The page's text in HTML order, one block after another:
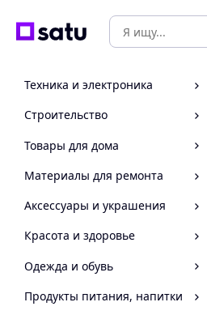
Техника и электроника
Строительство
Товары для дома
Материалы для ремонта
Аксессуары и украшения
Красота и здоровье
Одежда и обувь
Продукты питания, напитки